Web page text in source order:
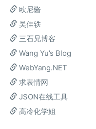
欧尼酱
吴佳轶
三石兄博客
Wang Yu’s Blog
WebYang.NET
求表情网
JSON在线工具
高冷化学姐